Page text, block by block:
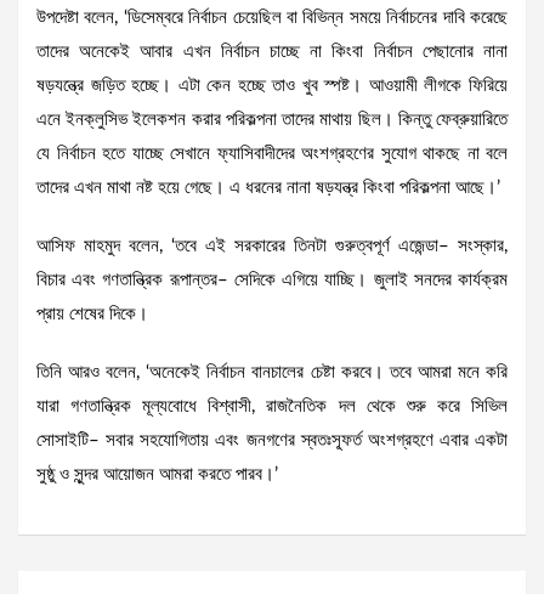
উপদেষ্টা বলেন, ‘ডিসেম্বরে নির্বাচন চেয়েছিল বা বিভিন্ন সময়ে নির্বাচনের দাবি করেছে
তাদের অনেকেই আবার এখন নির্বাচন চাচ্ছে না কিংবা নির্বাচন পেছানোর নানা
ষড়যন্ত্রে জড়িত হচ্ছে। এটা কেন হচ্ছে তাও খুব স্পষ্ট। আওয়ামী লীগকে ফিরিয়ে
এনে ইনক্লুসিভ ইলেকশন করার পরিকল্পনা তাদের মাথায় ছিল। কিন্তু ফেব্রুয়ারিতে
যে নির্বাচন হতে যাচ্ছে সেখানে ফ্যাসিবাদীদের অংশগ্রহণের সুযোগ থাকছে না বলে
তাদের এখন মাথা নষ্ট হয়ে গেছে। এ ধরনের নানা ষড়যন্ত্র কিংবা পরিকল্পনা আছে।’
আসিফ মাহমুদ বলেন, ‘তবে এই সরকারের তিনটা গুরুত্বপূর্ণ এজেন্ডা– সংস্কার,
বিচার এবং গণতান্ত্রিক রূপান্তর– সেদিকে এগিয়ে যাচ্ছি। জুলাই সনদের কার্যক্রম
প্রায় শেষের দিকে।
তিনি আরও বলেন, ‘অনেকেই নির্বাচন বানচালের চেষ্টা করবে। তবে আমরা মনে করি
যারা গণতান্ত্রিক মূল্যবোধে বিশ্বাসী, রাজনৈতিক দল থেকে শুরু করে সিভিল
সোসাইটি– সবার সহযোগিতায় এবং জনগণের স্বতঃস্ফূর্ত অংশগ্রহণে এবার একটা
সুষ্ঠু ও সুন্দর আয়োজন আমরা করতে পারব।’